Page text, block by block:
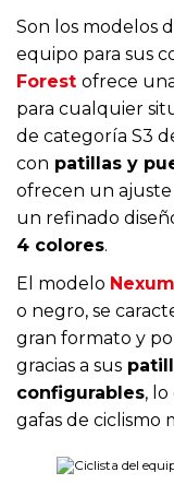
Son los modelos
equipo para sus
Forest ofrece
para cualquier
de categoría S3
con patillas y
ofrecen un
un refinado
4 colores.
El modelo Nexum
o negro, se
gran formato y
gracias a sus
configurables,
gafas de ciclismo